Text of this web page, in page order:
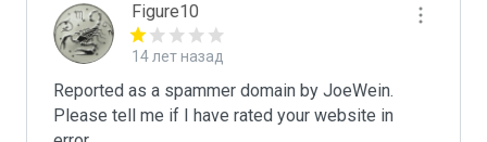
Figure10
14 лет назад
Reported as a spammer domain by JoeWein.
Please tell me if I have rated your website in